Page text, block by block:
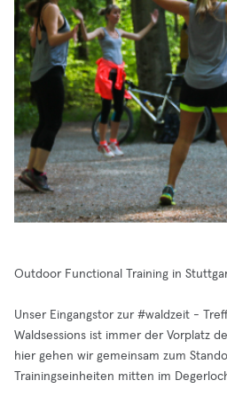
Outdoor Functional Training in
Unser Eingangstor zur #waldzeit -
Waldsessions ist immer der Vorplatz
hier gehen wir gemeinsam zum
Trainingseinheiten mitten im